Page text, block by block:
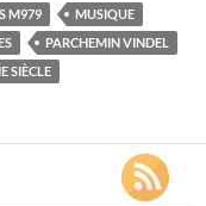
M979
MUSIQUE
PARCHEMIN VINDEL
SIÈCLE